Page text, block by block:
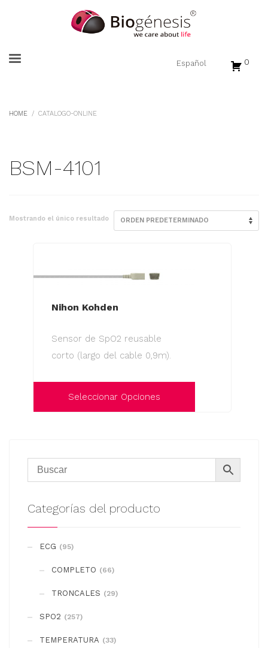
0
HOME CATALOGO-ONLINE
BSM-4101
Mostrando el único resultado
Nihon Kohden
Sensor de SpO2 reusable
corto (largo del cable 0,9m).
Seleccionar Opciones
múltiples
Las
pueden
elegir
página
de
Categorías del producto
ECG (95)
COMPLETO (66)
TRONCALES (29)
SPO2 (257)
TEMPERATURA (33)